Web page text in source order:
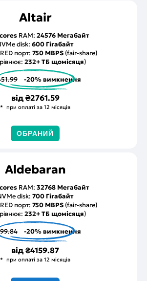
Altair
RAM: 24576 Мегабайт
disk: 600 Гігабайт
порт: 750 MBPS (fair-share)
232+ ТБ щомісяця)
-20% вимкнення
від ₴2761.59
при оплаті за 12 місяців
ОБРАНИЙ
Aldebaran
RAM: 32768 Мегабайт
disk: 700 Гігабайт
порт: 750 MBPS (fair-share)
232+ ТБ щомісяця)
-20% вимкнення
від ₴4159.87
при оплаті за 12 місяців